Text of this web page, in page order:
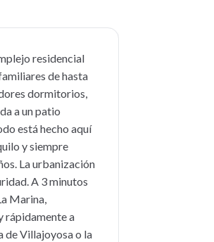
residencial
de hasta
dormitorios,
a un patio
está hecho aquí
y siempre
La urbanización
A 3 minutos
Marina,
rápidamente a
de Villajoyosa o la